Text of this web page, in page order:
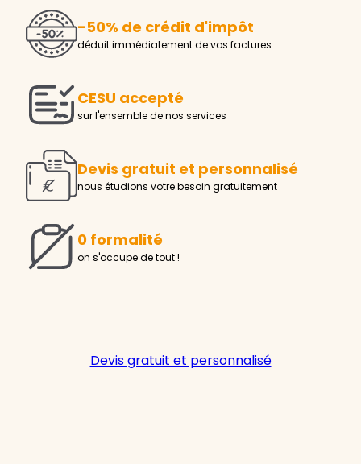
-50% de crédit d'impôt
déduit immédiatement de vos factures
CESU accepté
sur l'ensemble de nos services
Devis gratuit et personnalisé
nous étudions votre besoin gratuitement
0 formalité
on s'occupe de tout !
Devis gratuit et personnalisé